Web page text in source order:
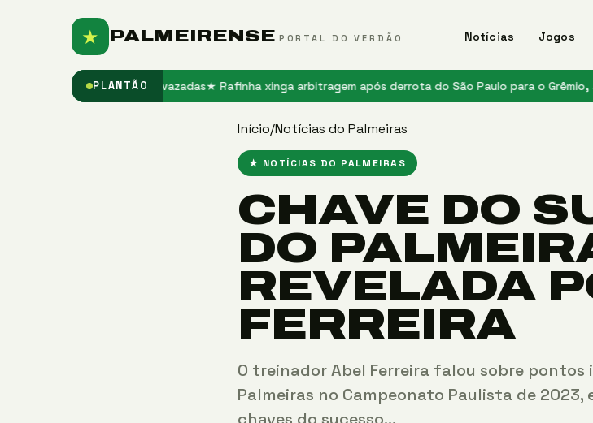
★ PALMEIRENSE PORTAL DO VERDÃO Notícias Jogos
PLANTÃO
em imagens vazadas ★ Rafinha xinga arbitragem após derrota do São Paulo para o Grêmio, aponta
Início/Notícias do Palmeiras
★ NOTÍCIAS DO PALMEIRAS
CHAVE DO
DO
REVELADA
FERREIRA
O treinador Abel Ferreira falou sobre
Palmeiras no Campeonato Paulista de